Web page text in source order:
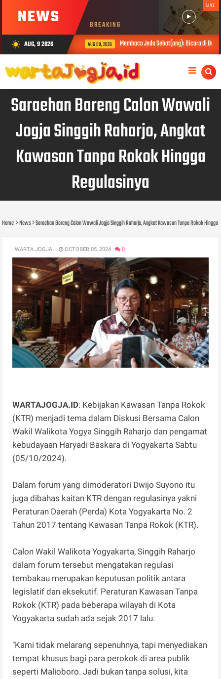
NEWS BREAKING
LIVE
wb_sunny AUG, 9 2026 AUG 09, 2026 Membaca Jeda Sebat(ang): Bicara di Balik
Saraehan Bareng Calon Wawali
Jogja Singgih Raharjo, Angkat
Kawasan Tanpa Rokok Hingga
Regulasinya
Home News Saraehan Bareng Calon Wawali Jogja Singgih Raharjo, Angkat Kawasan Tanpa Rokok Hingga
WARTA JOGJA OCTOBER 05, 2024 0
WARTAJOGJA.ID: Kebijakan Kawasan Tanpa Rokok
(KTR) menjadi tema dalam Diskusi Bersama Calon
Wakil Walikota Yogya Singgih Raharjo dan pengamat
kebudayaan Haryadi Baskara di Yogyakarta Sabtu
(05/10/2024).
Dalam forum yang dimoderatori Dwijo Suyono itu
juga dibahas kaitan KTR dengan regulasinya yakni
Peraturan Daerah (Perda) Kota Yogyakarta No. 2
Tahun 2017 tentang Kawasan Tanpa Rokok (KTR).
Calon Wakil Walikota Yogyakarta, Singgih Raharjo
dalam forum tersebut mengatakan regulasi
tembakau merupakan keputusan politik antara
legislatif dan eksekutif. Peraturan Kawasan Tanpa
Rokok (KTR) pada beberapa wilayah di Kota
Yogyakarta sudah ada sejak 2017 lalu.
"Kami tidak melarang sepenuhnya, tapi menyediakan
tempat khusus bagi para perokok di area publik
seperti Malioboro. Jadi bukan tanpa solusi, kita